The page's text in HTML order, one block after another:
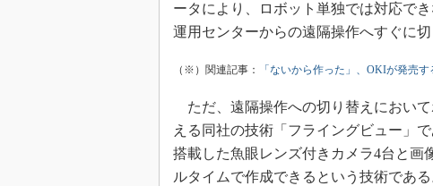
ータにより、ロボット単独では対応で
運用センターからの遠隔操作へすぐに
（※）関連記事： 「ないから作った」、OKIが発売
ただ、遠隔操作への切り替えにおい
える同社の技術「フライングビュー」
搭載した魚眼レンズ付きカメラ4台と画
ルタイムで作成できるという技術である